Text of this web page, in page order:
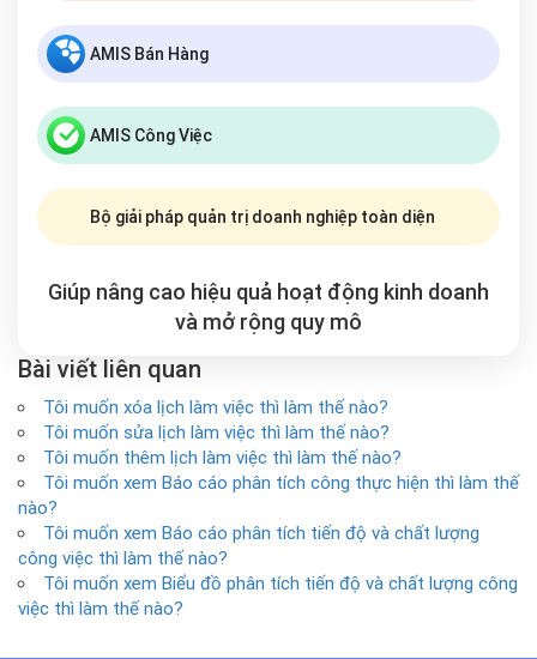
AMIS Bán Hàng
AMIS Công Việc
Bộ giải pháp quản trị doanh nghiệp toàn diện
Giúp nâng cao hiệu quả hoạt động kinh doanh
và mở rộng quy mô
Bài viết liên quan
Tôi muốn xóa lịch làm việc thì làm thế nào?
Tôi muốn sửa lịch làm việc thì làm thế nào?
Tôi muốn thêm lịch làm việc thì làm thế nào?
Tôi muốn xem Báo cáo phân tích công thực hiện thì làm thế
nào?
Tôi muốn xem Báo cáo phân tích tiến độ và chất lượng
công việc thì làm thế nào?
Tôi muốn xem Biểu đồ phân tích tiến độ và chất lượng công
việc thì làm thế nào?